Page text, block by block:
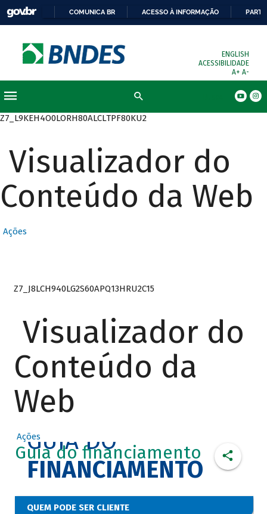
COMUNICA BR ACESSO À INFORMAÇÃO
ENGLISH
ACESSIBILIDADE
A+ A-
Z7_L9KEH4O0LORH80ALCLTPF80KU2
Visualizador do
Conteúdo da Web
Ações
Z7_J8LCH940LG2S60APQ13HRU2C15
Visualizador do
Conteúdo da
Web
Ações
Guia do financiamento
GUIA DO
FINANCIAMENTO
QUEM PODE SER CLIENTE